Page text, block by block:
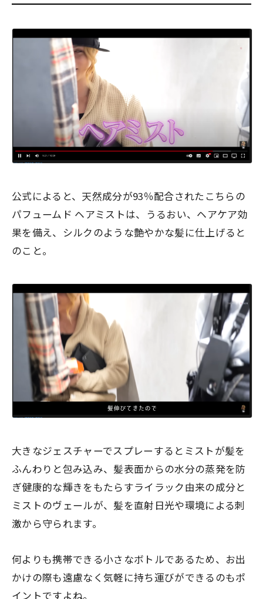
公式によると、天然成分が93％配合されたこちらの
パフュームド ヘアミストは、うるおい、ヘアケア効
果を備え、シルクのような艶やかな髪に仕上げると
のこと。
大きなジェスチャーでスプレーするとミストが髪を
ふんわりと包み込み、髪表面からの水分の蒸発を防
ぎ健康的な輝きをもたらすライラック由来の成分と
ミストのヴェールが、髪を直射日光や環境による刺
激から守られます。
何よりも携帯できる小さなボトルであるため、お出
かけの際も遠慮なく気軽に持ち運びができるのもポ
イントですよね。